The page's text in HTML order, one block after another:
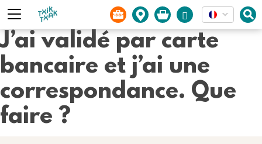
Panneau de gestion des cookies
J’ai validé par carte
bancaire et j’ai une
correspondance. Que
faire ?